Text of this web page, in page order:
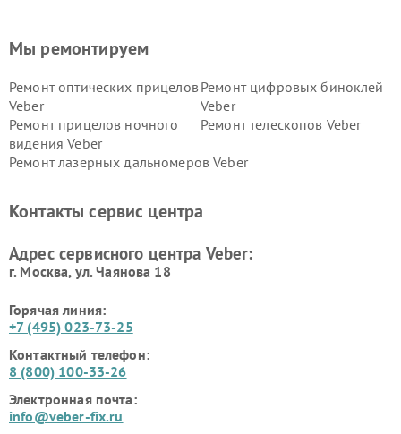
Мы ремонтируем
Ремонт оптических прицелов
Veber
Ремонт цифровых биноклей
Veber
Ремонт прицелов ночного
видения Veber
Ремонт телескопов Veber
Ремонт лазерных дальномеров Veber
Контакты сервис центра
Адрес сервисного центра Veber:
г. Москва, ул. Чаянова 18
Горячая линия:
+7 (495) 023-73-25
Контактный телефон:
8 (800) 100-33-26
Электронная почта:
info@veber-fix.ru